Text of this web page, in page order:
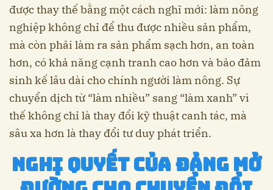
được thay thế bằng một cách nghĩ mới: làm nông
nghiệp không chỉ để thu được nhiều sản phẩm,
mà còn phải làm ra sản phẩm sạch hơn, an toàn
hơn, có khả năng cạnh tranh cao hơn và bảo đảm
sinh kế lâu dài cho chính người làm nông. Sự
chuyển dịch từ “làm nhiều” sang “làm xanh” vì
thế không chỉ là thay đổi kỹ thuật canh tác, mà
sâu xa hơn là thay đổi tư duy phát triển.
Nghị quyết của Đảng mở